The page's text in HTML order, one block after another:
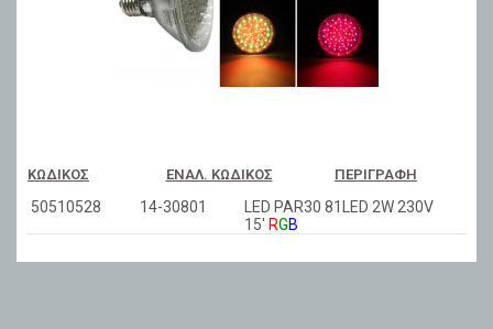
ΚΩΔΙΚΌΣ ΕΝΑΛ. ΚΩΔΙΚΌΣ ΠΕΡΙΓΡΑΦΉ
50510528 14-30801
LED PAR30 81LED 2W 230V
15' RGB